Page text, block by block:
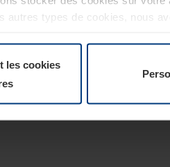
autres types de cookies, nous
les cookies